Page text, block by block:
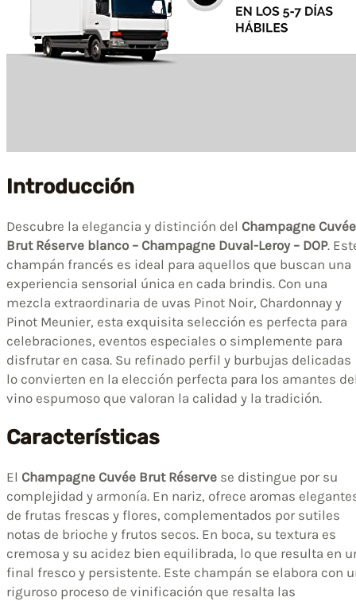
Introducción
Descubre la elegancia y distinción del Champagne Cuvée
Brut Réserve blanco – Champagne Duval-Leroy – DOP.
champán francés es ideal para aquellos que buscan una
experiencia sensorial única en cada brindis. Con una
mezcla extraordinaria de uvas Pinot Noir, Chardonnay y
Pinot Meunier, esta exquisita selección es perfecta para
celebraciones, eventos especiales o simplemente para
disfrutar en casa. Su refinado perfil y burbujas delicadas
lo convierten en la elección perfecta para los amantes
vino espumoso que valoran la calidad y la tradición.
Características
El Champagne Cuvée Brut Réserve se distingue por su
complejidad y armonía. En nariz, ofrece aromas
de frutas frescas y flores, complementados por sutiles
notas de brioche y frutos secos. En boca, su textura es
cremosa y su acidez bien equilibrada, lo que resulta en
final fresco y persistente. Este champán se elabora con
riguroso proceso de vinificación que resalta las